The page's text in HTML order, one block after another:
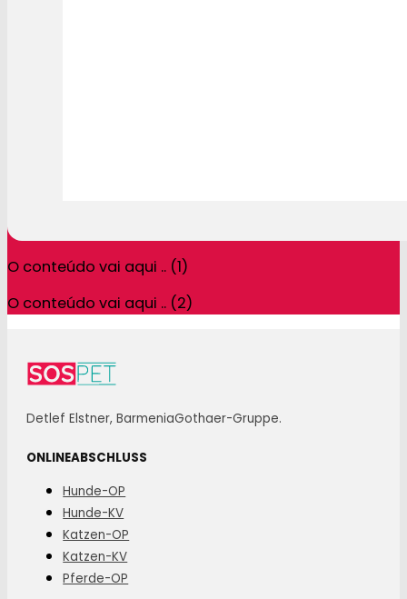
O conteúdo vai aqui .. (1)
O conteúdo vai aqui .. (2)
Detlef Elstner, BarmeniaGothaer-Gruppe.
ONLINEABSCHLUSS
Hunde-OP
Hunde-KV
Katzen-OP
Katzen-KV
Pferde-OP